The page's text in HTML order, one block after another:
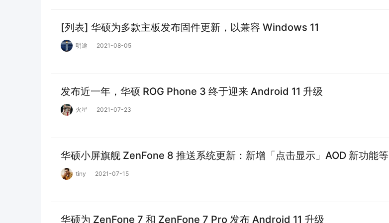
[列表] 华硕为多款主板发布固件更新，以兼容 Windows 11
明途 2021-08-05
发布近一年，华硕 ROG Phone 3 终于迎来 Android 11 升级
火星 2021-07-23
华硕小屏旗舰 ZenFone 8 推送系统更新：新增「点击显示」AOD 新功能等
tiny 2021-07-15
华硕为 ZenFone 7 和 ZenFone 7 Pro 发布 Android 11 升级